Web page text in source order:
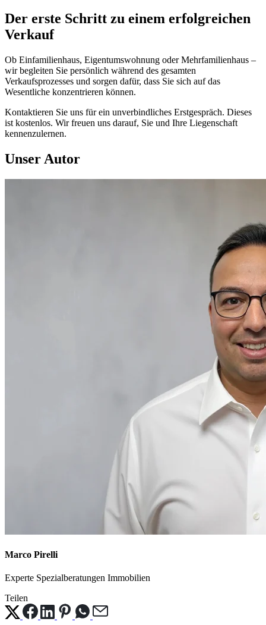
Der erste Schritt zu einem erfolgreichen
Verkauf
Ob Einfamilienhaus, Eigentumswohnung oder Mehrfamilienhaus –
wir begleiten Sie persönlich während des gesamten
Verkaufsprozesses und sorgen dafür, dass Sie sich auf das
Wesentliche konzentrieren können.
Kontaktieren Sie uns für ein unverbindliches Erstgespräch. Dieses
ist kostenlos. Wir freuen uns darauf, Sie und Ihre Liegenschaft
kennenzulernen.
Unser Autor
Marco Pirelli
Experte Spezialberatungen Immobilien
Teilen